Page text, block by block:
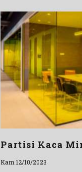
Partisi Kaca
Kam 12/10/2023